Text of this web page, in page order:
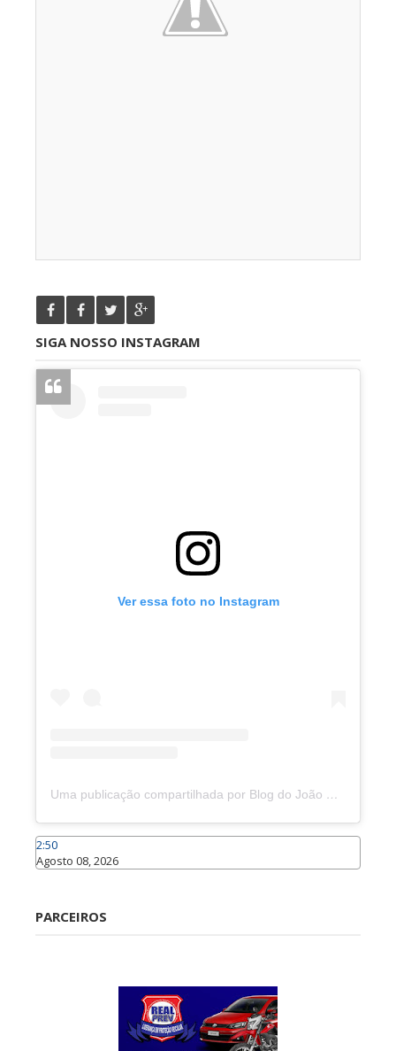
SIGA NOSSO INSTAGRAM
Ver essa foto no Instagram
Uma publicação compartilhada por Blog do João Marcolino (@joaomarcolinoneto)
2:50
Agosto 08, 2026
PARCEIROS